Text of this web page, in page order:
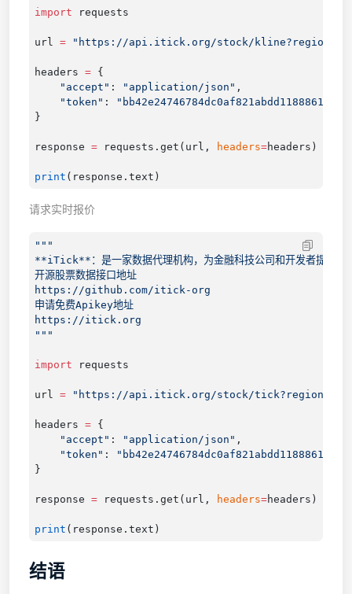
import
url =
headers =
    "accept"
: "application/json"
    "token"
:
response = requests.get(url, headers=
print
请求实时报价
开源股票数据接口地址
申请免费Apikey地址
import
url =
headers =
    "accept"
: "application/json"
    "token"
:
response = requests.get(url, headers=
print
结语